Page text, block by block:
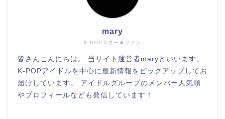
K-POPスター★ファン
mary
皆さんこんにちは。 当サイト運営者maryといいます。
K-POPアイドルを中心に最新情報をピックアップしてお
届けしています。 アイドルグループのメンバー人気順
やプロフィールなども発信しています！